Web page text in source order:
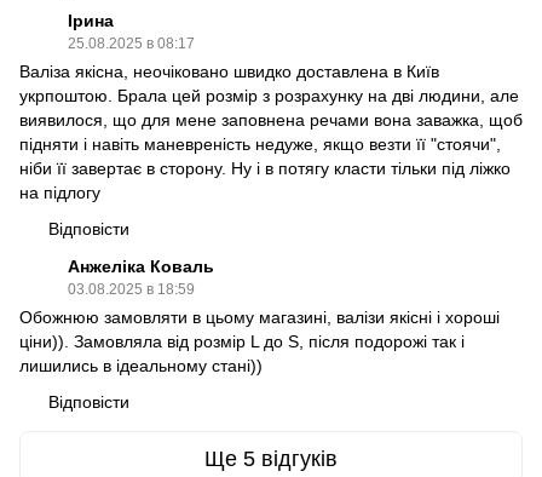
Ірина
25.08.2025 в 08:17
Валіза якісна, неочіковано швидко доставлена в Київ
укрпоштою. Брала цей розмір з розрахунку на дві людини, але
виявилося, що для мене заповнена речами вона заважка, щоб
підняти і навіть маневреність недуже, якщо везти її "стоячи",
ніби її завертає в сторону. Ну і в потягу класти тільки під ліжко
на підлогу
Відповісти
Анжеліка Коваль
03.08.2025 в 18:59
Обожнюю замовляти в цьому магазині, валізи якісні і хороші
ціни)). Замовляла від розмір L до S, після подорожі так і
лишились в ідеальному стані))
Відповісти
Ще 5 відгуків